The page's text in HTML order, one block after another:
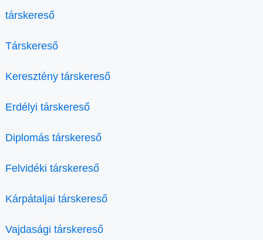
társkereső
Társkereső
Keresztény társkereső
Erdélyi társkereső
Diplomás társkereső
Felvidéki társkereső
Kárpátaljai társkereső
Vajdasági társkereső